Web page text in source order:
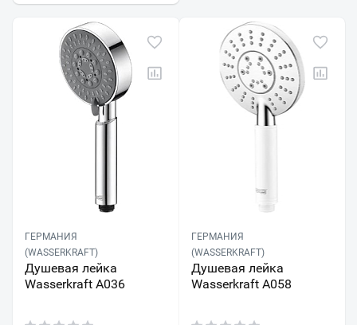
ГЕРМАНИЯ
(WASSERKRAFT)
Душевая лейка
Wasserkraft A036
ГЕРМАНИЯ
(WASSERKRAFT)
Душевая лейка
Wasserkraft A058